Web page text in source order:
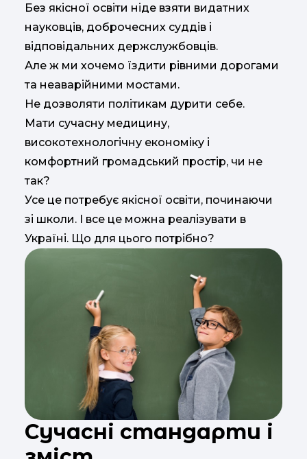
Без якісної освіти ніде взяти видатних
науковців, доброчесних суддів і
відповідальних держслужбовців.
Але ж ми хочемо їздити рівними дорогами
та неаварійними мостами.
Не дозволяти політикам дурити себе.
Мати сучасну медицину,
високотехнологічну економіку і
комфортний громадський простір, чи не
так?
Усе це потребує якісної освіти, починаючи
зі школи. І все це можна реалізувати в
Україні. Що для цього потрібно?
Сучасні стандарти і